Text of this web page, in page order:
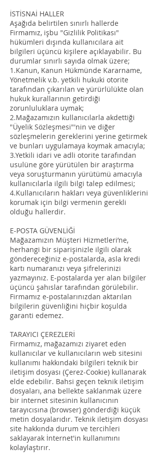
İSTİSNAİ HALLER
Aşağıda belirtilen sınırlı hallerde
Firmamız, işbu "Gizlilik Politikası"
hükümleri dışında kullanıcılara ait
bilgileri üçüncü kişilere açıklayabilir. Bu
durumlar sınırlı sayıda olmak üzere;
1.Kanun, Kanun Hükmünde Kararname,
Yönetmelik v.b. yetkili hukuki otorite
tarafından çıkarılan ve yürürlülükte olan
hukuk kurallarının getirdiği
zorunluluklara uymak;
2.Mağazamızın kullanıcılarla akdettiği
"Üyelik Sözleşmesi"'nin ve diğer
sözleşmelerin gereklerini yerine getirmek
ve bunları uygulamaya koymak amacıyla;
3.Yetkili idari ve adli otorite tarafından
usulüne göre yürütülen bir araştırma
veya soruşturmanın yürütümü amacıyla
kullanıcılarla ilgili bilgi talep edilmesi;
4.Kullanıcıların hakları veya güvenliklerini
korumak için bilgi vermenin gerekli
olduğu hallerdir.
E-POSTA GÜVENLİĞİ
Mağazamızın Müşteri Hizmetleri’ne,
herhangi bir siparişinizle ilgili olarak
göndereceğiniz e-postalarda, asla kredi
kartı numaranızı veya şifrelerinizi
yazmayınız. E-postalarda yer alan bilgiler
üçüncü şahıslar tarafından görülebilir.
Firmamız e-postalarınızdan aktarılan
bilgilerin güvenliğini hiçbir koşulda
garanti edemez.
TARAYICI ÇEREZLERİ
Firmamız, mağazamızı ziyaret eden
kullanıcılar ve kullanıcıların web sitesini
kullanımı hakkındaki bilgileri teknik bir
iletişim dosyası (Çerez-Cookie) kullanarak
elde edebilir. Bahsi geçen teknik iletişim
dosyaları, ana bellekte saklanmak üzere
bir internet sitesinin kullanıcının
tarayıcısına (browser) gönderdiği küçük
metin dosyalarıdır. Teknik iletişim dosyası
site hakkında durum ve tercihleri
saklayarak İnternet'in kullanımını
kolaylaştırır.